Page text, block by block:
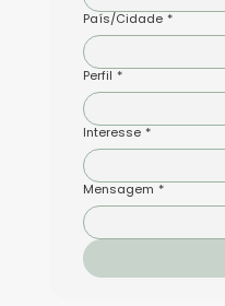
País/Cidade *
Perfil *
Interesse *
Mensagem *